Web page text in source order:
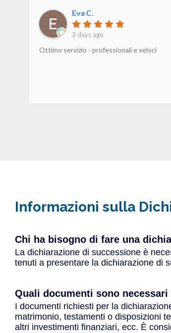
Eva C.
3 days ago
Ottimo servizio - professionali e veloci
Informazioni sulla
Chi ha bisogno di fare una
La dichiarazione di successione è
tenuti a presentare la dichiarazione di
Quali documenti sono
I documenti richiesti per la
matrimonio, testamenti o disposizioni
altri investimenti finanziari, ecc. È